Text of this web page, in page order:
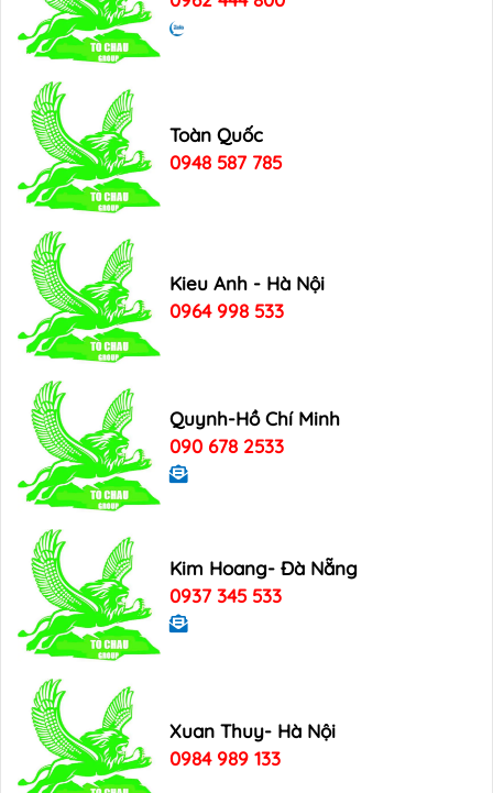
Toàn Quốc
0948 587 785
Kieu Anh - Hà Nội
0964 998 533
Quynh-Hồ Chí Minh
090 678 2533
Kim Hoang- Đà Nẵng
0937 345 533
Xuan Thuy- Hà Nội
0984 989 133